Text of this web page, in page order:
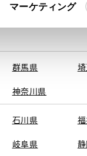
マーケティング
宮城県
群馬県
神奈川県
石川県
岐阜県
ません。
しました。
から再度、お試し下